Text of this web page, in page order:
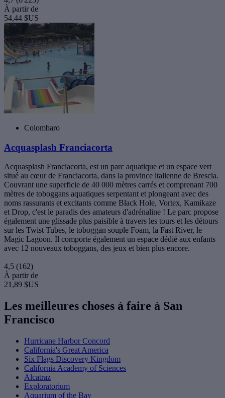
À partir de
54,44 $US
Colombaro
Acquasplash Franciacorta
Acquasplash Franciacorta, est un parc aquatique et un espace vert
situé au cœur de Franciacorta, dans la province italienne de Brescia.
Couvrant une superficie de 40 000 mètres carrés et comprenant 700
mètres de toboggans aquatiques serpentant et plongeant avec des
noms rassurants et excitants comme Black Hole, Vortex, Kamikaze
et Drop, c'est le paradis des amateurs d'adrénaline ! Le parc propose
également une glissade plus paisible à travers les tours et les détours
sur les Twist Tubes, le toboggan souple Foam, la Fast River, le
Magic Lagoon. Il comporte également un espace dédié aux enfants
avec 12 nouveaux toboggans, des jeux et bien plus encore.
4,5 (162)
À partir de
21,89 $US
Les meilleures choses à faire à San
Francisco
Hurricane Harbor Concord
California's Great America
Six Flags Discovery Kingdom
California Academy of Sciences
Alcatraz
Exploratorium
Aquarium of the Bay